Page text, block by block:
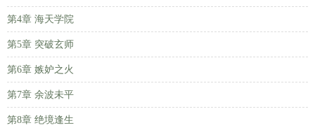
第4章 海天学院
第5章 突破玄师
第6章 嫉妒之火
第7章 余波未平
第8章 绝境逢生